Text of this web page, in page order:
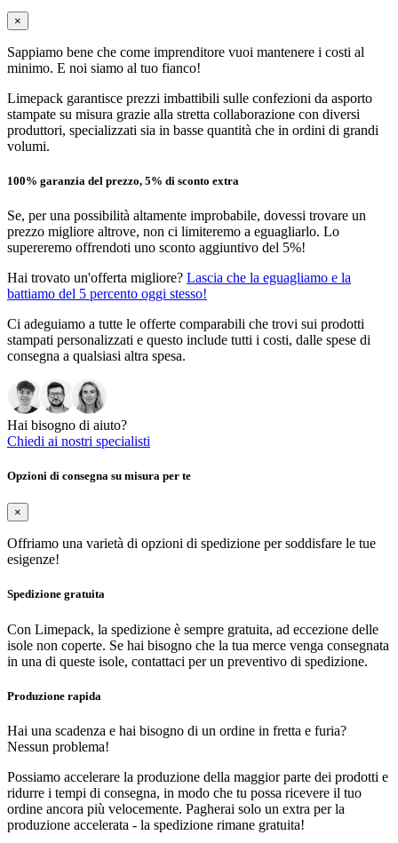
×
Sappiamo bene che come imprenditore vuoi mantenere i costi al
minimo. E noi siamo al tuo fianco!
Limepack garantisce prezzi imbattibili sulle confezioni da asporto
stampate su misura grazie alla stretta collaborazione con diversi
produttori, specializzati sia in basse quantità che in ordini di grandi
volumi.
100% garanzia del prezzo, 5% di sconto extra
Se, per una possibilità altamente improbabile, dovessi trovare un
prezzo migliore altrove, non ci limiteremo a eguagliarlo. Lo
supereremo offrendoti uno sconto aggiuntivo del 5%!
Hai trovato un'offerta migliore? Lascia che la eguagliamo e la
battiamo del 5 percento oggi stesso!
Ci adeguiamo a tutte le offerte comparabili che trovi sui prodotti
stampati personalizzati e questo include tutti i costi, dalle spese di
consegna a qualsiasi altra spesa.
Hai bisogno di aiuto?
Chiedi ai nostri specialisti
Opzioni di consegna su misura per te
×
Offriamo una varietà di opzioni di spedizione per soddisfare le tue
esigenze!
Spedizione gratuita
Con Limepack, la spedizione è sempre gratuita, ad eccezione delle
isole non coperte. Se hai bisogno che la tua merce venga consegnata
in una di queste isole, contattaci per un preventivo di spedizione.
Produzione rapida
Hai una scadenza e hai bisogno di un ordine in fretta e furia?
Nessun problema!
Possiamo accelerare la produzione della maggior parte dei prodotti e
ridurre i tempi di consegna, in modo che tu possa ricevere il tuo
ordine ancora più velocemente. Pagherai solo un extra per la
produzione accelerata - la spedizione rimane gratuita!